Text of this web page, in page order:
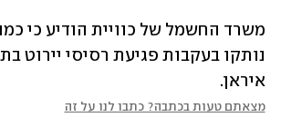
איראן.
מצאתם טעות בכתבה? כתבו לנו על זה